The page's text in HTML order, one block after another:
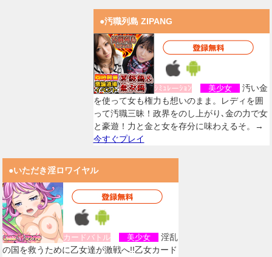
●汚職列島 ZIPANG
ｼﾐｭﾚーｼｮﾝ 美少女
汚い金
を使って女も権力も想いのまま。レディを囲
って汚職三昧！政界をのし上がり､金の力で女
と豪遊！力と金と女を存分に味わえるそ。→
今すぐプレイ
●いただき淫ロワイヤル
カードバトル 美少女
淫乱
の国を救うために乙女達が激戦へ!!乙女カード